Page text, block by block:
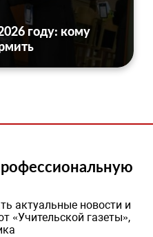
году: кому
актуальные новости и
«Учительской газеты»,